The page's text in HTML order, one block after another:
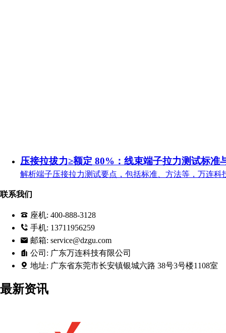
压接拉拔力≥额定 80%：线束端子拉力测试标准
解析端子压接拉力测试要点，包括标准、方法等，万连科
联系我们
座机: 400-888-3128
手机: 13711956259
邮箱: service@dzgu.com
公司: 广东万连科技有限公司
地址: 广东省东莞市长安镇银城六路 38号3号楼1108室
最新资讯